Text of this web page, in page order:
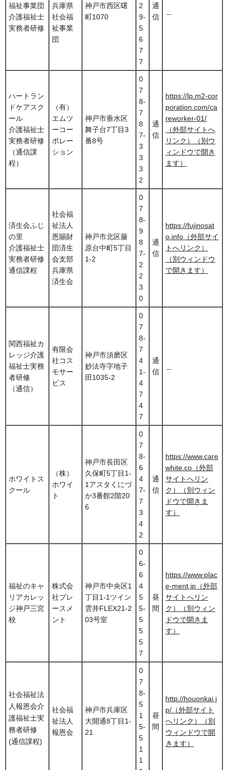
福祉事業団
介護福祉士
実務者研修
兵庫県
社会福
祉事業
団
神戸市西区曙
町1070
2
9-
5
6
7
7
通
信
ハートラン
ドケアスク
ール
介護福祉士
実務者研修
（通信課
程）
（有）
エムツ
ーコー
ポレー
ション
神戸市垂水区
舞子台7丁目3
番8号
0
7
8-
7
8
7-
3
3
3
2
通
信
https://lp.m2-cor
poration.com/ca
reworker-01/
（外部サイトへ
リンク）（別ウ
ィンドウで開き
ます）
済生会ふじ
の里
介護福祉士
実務者研修
通信課程
社会福
祉法人
恩賜財
団済生
会支部
兵庫県
済生会
神戸市北区藤
原台中町5丁目
1-2
0
7
8-
9
8
7-
2
2
3
0
通
信
https://fujinosat
o.info（外部サイ
トへリンク）
（別ウィンドウ
で開きます）
関西福祉カ
レッジ介護
福祉士実務
者研修
（通信）
有限会
社コス
モサー
ビス
神戸市須磨区
妙法寺字地子
田1035-2
0
7
8-
7
4
1-
4
7
4
7
通
信
ホワイトス
クール
（株）
ホワイ
ト
神戸市長田区
久保町5丁目1-
1アスタくにづ
か3番館2階20
6
0
7
8-
6
4
7-
7
3
4
2
通
信
https://www.care
white.co（外部
サイトへリン
ク）（別ウィン
ドウで開きま
す）
福祉のキャ
リアカレッ
ジ神戸三宮
校
株式会
社プレ
ースメ
ント
神戸市中央区1
丁目1-1ツイン
雲井FLEX21-2
03号室
0
6-
6
4
5
5-
5
5
5
7
昼
間
https://www.plac
e-ment.jp（外部
サイトへリン
ク）（別ウィン
ドウで開きま
す）
社会福祉法
人報恩会介
護福祉士実
務者研修
(通信課程)
社会福
祉法人
報恩会
神戸市兵庫区
大開通8丁目1-
21
0
7
8-
5
1
5-
5
1
1
昼
間
http://houonkai.j
p/（外部サイト
へリンク）（別
ウィンドウで開
きます）